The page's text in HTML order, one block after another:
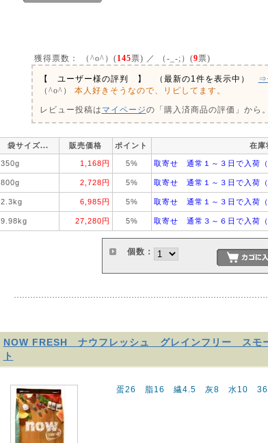
獲得票数： （^o^）(145票) ／ （-_-;）(9票)
【 ユーザー様の評判 】 （最新の1件を表示中）
⇒
（^o^）
本人好きそうなので、リピしてます。
レビュー投稿は マイページの「購入済商品の評価」から
袋サイズ... 販売価格 ポイント 在庫
350g 1,168円 5% 取寄せ 通常１～３日で入荷（
800g 2,728円 5% 取寄せ 通常１～３日で入荷（
2.3kg 6,985円 5% 取寄せ 通常１～３日で入荷（
9.98kg 27,280円 5% 取寄せ 通常３～６日で入荷（
個数：
NOW FRESH ナウフレッシュ グレインフリー スモ
ト
蛋26 脂16 繊4.5 灰8 水10